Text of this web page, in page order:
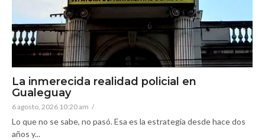
La inmerecida realidad policial en
Gualeguay
6 agosto, 2026 10:20 am /
Lo que no se sabe, no pasó. Esa es la estrategia desde hace dos
años y...